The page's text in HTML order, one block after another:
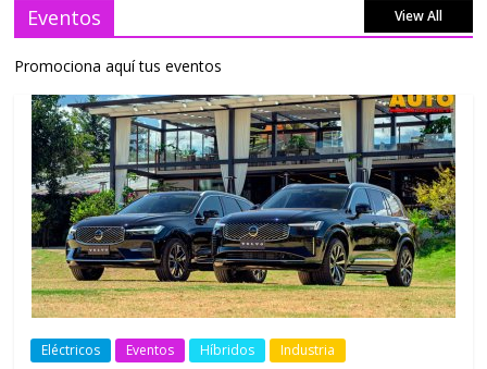
Eventos View All
Promociona aquí tus eventos
Eléctricos Eventos Híbridos Industria